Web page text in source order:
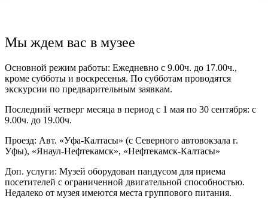
Мы ждем вас в музее
Основной режим работы: Ежедневно с 9.00ч. до 17.00ч.,
кроме субботы и воскресенья. По субботам проводятся
экскурсии по предварительным заявкам.
Последний четверг месяца в период с 1 мая по 30 сентября: с
9.00ч. до 19.00ч.
Проезд: Авт. «Уфа-Калтасы» (с Северного автовокзала г.
Уфы), «Янаул-Нефтекамск», «Нефтекамск-Калтасы»
Доп. услуги: Музей оборудован пандусом для приема
посетителей с ограниченной двигательной способностью.
Недалеко от музея имеются места группового питания.